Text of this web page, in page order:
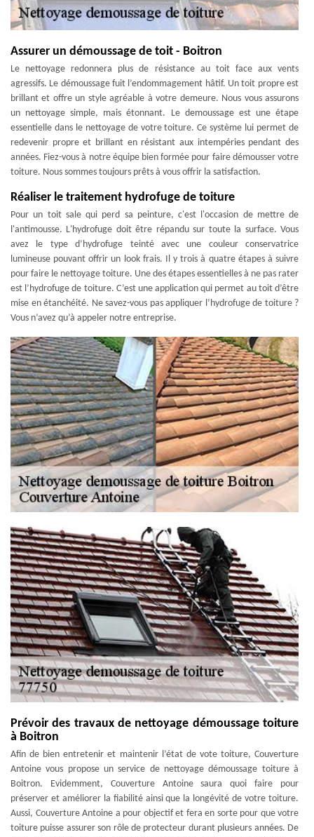
Assurer un démoussage de toit - Boitron
Le nettoyage redonnera plus de résistance au toit face aux vents
agressifs. Le démoussage fuit l’endommagement hâtif. Un toit propre est
brillant et offre un style agréable à votre demeure. Nous vous assurons
un nettoyage simple, mais étonnant. Le demoussage est une étape
essentielle dans le nettoyage de votre toiture. Ce système lui permet de
redevenir propre et brillant en résistant aux intempéries pendant des
années. Fiez-vous à notre équipe bien formée pour faire démousser votre
toiture. Nous sommes toujours prêts à vous offrir la satisfaction.
Réaliser le traitement hydrofuge de toiture
Pour un toit sale qui perd sa peinture, c'est l'occasion de mettre de
l'antimousse. L'hydrofuge doit être répandu sur toute la surface. Vous
avez le type d’hydrofuge teinté avec une couleur conservatrice
lumineuse pouvant offrir un look frais. Il y trois à quatre étapes à suivre
pour faire le nettoyage toiture. Une des étapes essentielles à ne pas rater
est l’hydrofuge de toiture. C’est une application qui permet au toit d’être
mise en étanchéité. Ne savez-vous pas appliquer l’hydrofuge de toiture ?
Vous n’avez qu’à appeler notre entreprise.
Prévoir des travaux de nettoyage démoussage toiture
à Boitron
Afin de bien entretenir et maintenir l’état de vote toiture, Couverture
Antoine vous propose un service de nettoyage démoussage toiture à
Boitron. Evidemment, Couverture Antoine saura quoi faire pour
préserver et améliorer la fiabilité ainsi que la longévité de votre toiture.
Aussi, Couverture Antoine a pour objectif et fera en sorte pour que votre
toiture puisse assurer son rôle de protecteur durant plusieurs années. De